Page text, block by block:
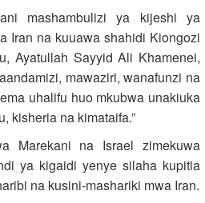
mashambulizi ya kijeshi ya
Iran na kuuawa shahidi Kiongozi
Ayatullah Sayyid Ali Khamenei,
mawaziri, wanafunzi na
uhalifu huo mkubwa unakiuka
kisheria na kimataifa.”
Marekani na Israel zimekuwa
ya kigaidi yenye silaha kupitia
na kusini-mashariki mwa Iran.